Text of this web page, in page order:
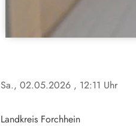
Sa., 02.05.2026 , 12:11 Uhr
Landkreis Forchhein